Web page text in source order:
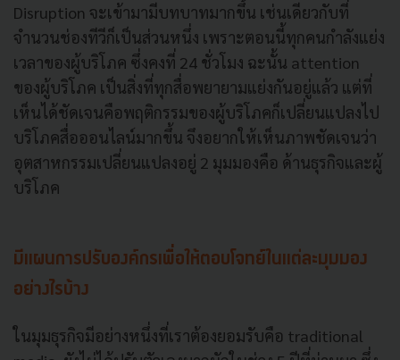
Disruption จะเข้ามามีบทบาทมากขึ้น เช่นเดียวกับที่
จำนวนช่องทีวีก็เป็นส่วนหนึ่ง เพราะตอนนี้ทุกคนกำลังแย่ง
เวลาของผู้บริโภค ซึ่งคงที่ 24 ชั่วโมง ฉะนั้น attention
ของผู้บริโภค เป็นสิ่งที่ทุกสื่อพยายามแย่งกันอยู่แล้ว แต่ที่
เห็นได้ชัดเจนคือพฤติกรรมของผู้บริโภคก็เปลี่ยนแปลงไป
บริโภคสื่อออนไลน์มากขึ้น จึงอยากให้เห็นภาพชัดเจนว่า
อุตสาหกรรมเปลี่ยนแปลงอยู่ 2 มุมมองคือ ด้านธุรกิจและผู้
บริโภค
มีแผนการปรับองค์กรเพื่อให้ตอบโจทย์ในแต่ละมุมมอง
อย่างไรบ้าง
ในมุมธุรกิจมีอย่างหนึ่งที่เราต้องยอมรับคือ traditional